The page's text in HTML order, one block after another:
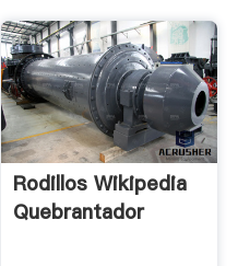
Rodillos Wikipedia
Quebrantador